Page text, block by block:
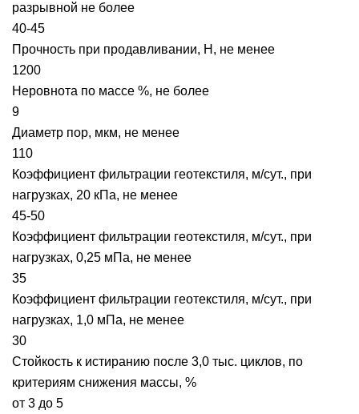
разрывной не более
40-45
Прочность при продавливании, Н, не менее
1200
Неровнота по массе %, не более
9
Диаметр пор, мкм, не менее
110
Коэффициент фильтрации геотекстиля, м/сут., при
нагрузках, 20 кПа, не менее
45-50
Коэффициент фильтрации геотекстиля, м/сут., при
нагрузках, 0,25 мПа, не менее
35
Коэффициент фильтрации геотекстиля, м/сут., при
нагрузках, 1,0 мПа, не менее
30
Стойкость к истиранию после 3,0 тыс. циклов, по
критериям снижения массы, %
от 3 до 5